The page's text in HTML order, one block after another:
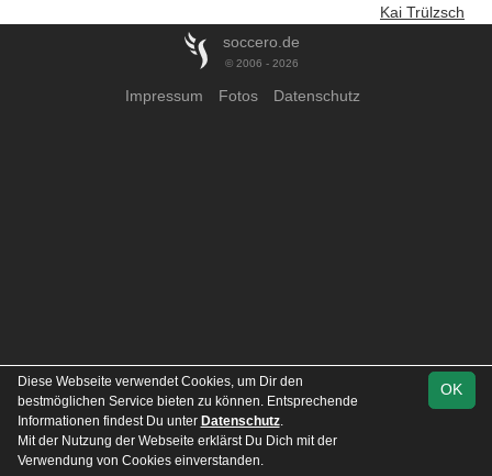
Kai Trülzsch
soccero.de
© 2006 - 2026
Impressum Fotos Datenschutz
OK
Diese Webseite verwendet Cookies, um Dir den
bestmöglichen Service bieten zu können. Entsprechende
Informationen findest Du unter Datenschutz.
Mit der Nutzung der Webseite erklärst Du Dich mit der
Verwendung von Cookies einverstanden.